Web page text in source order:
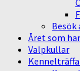
Besök
Året som
Valpkullar